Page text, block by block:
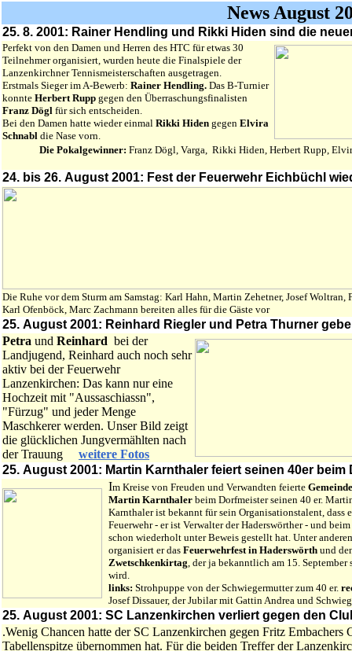
News August
25. 8. 2001: Rainer Hendling und Rikki Hiden sind die
Perfekt von den Damen und Herren des HTC für etwas 30
Teilnehmer organisiert, wurden heute die Finalspiele der
Lanzenkirchner Tennismeisterschaften ausgetragen.
Erstmals Sieger im A-Bewerb: Rainer Hendling. Das B-Turnier
konnte Herbert Rupp gegen den Überraschungsfinalisten
Franz Dögl für sich entscheiden.
Bei den Damen hatte wieder einmal Rikki Hiden gegen Elvira
Schnabl die Nase vorn.
Die Pokalgewinner: Franz Dögl, Varga, Rikki Hiden, Herbert Rupp,
24. bis 26. August 2001: Fest der Feuerwehr Eichbüchl
Die Ruhe vor dem Sturm am Samstag: Karl Hahn, Martin Zehetner, Josef
Karl Ofenböck, Marc Zachmann bereiten alles für die Gäste vor
25. August 2001: Reinhard Riegler und Petra Thurner
Petra und Reinhard bei der
Landjugend, Reinhard auch noch sehr
aktiv bei der Feuerwehr
Lanzenkirchen: Das kann nur eine
Hochzeit mit "Aussaschiassn",
"Fürzug" und jeder Menge
Maschkerer werden. Unser Bild zeigt
die glücklichen Jungvermählten nach
der Trauung weitere Fotos
25. August 2001: Martin Karnthaler feiert seinen 40er beim
Im Kreise von Freuden und Verwandten feierte
Martin Karnthaler beim Dorfmeister seinen 40 er.
Karnthaler ist bekannt für sein Organisationstalent, dass
Feuerwehr - er ist Verwalter der Haderswörther - und
schon wiederholt unter Beweis gestellt hat. Unter
organisiert er das Feuerwehrfest in Haderswörth und
Zwetschkenkirtag, der ja bekanntlich am 15. September
wird.
links: Strohpuppe von der Schwiegermutter zum 40 er.
Josef Dissauer, der Jubilar mit Gattin Andrea und
25. August 2001: SC Lanzenkirchen verliert gegen den
.Wenig Chancen hatte der SC Lanzenkirchen gegen Fritz
Tabellenspitze übernommen hat. Für die beiden Treffer der